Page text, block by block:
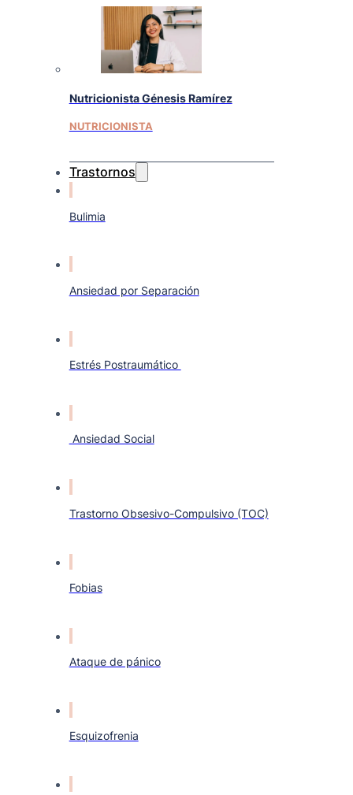
Nutricionista Génesis Ramírez
NUTRICIONISTA
Trastornos
Bulimia
Ansiedad por Separación
Estrés Postraumático
Ansiedad Social
Trastorno Obsesivo-Compulsivo (TOC)
Fobias
Ataque de pánico
Esquizofrenia